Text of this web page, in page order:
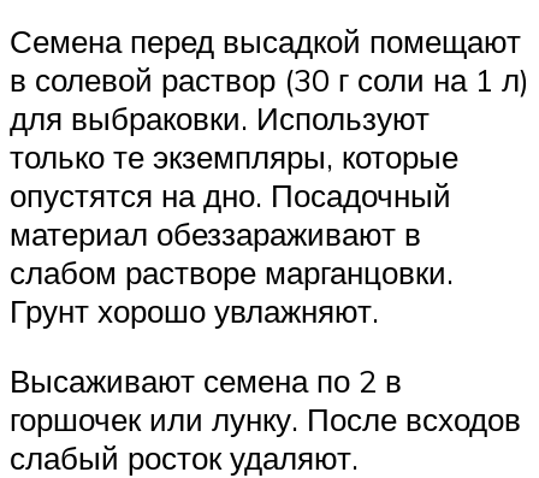
Семена перед высадкой помещают
в солевой раствор (30 г соли на 1 л)
для выбраковки. Используют
только те экземпляры, которые
опустятся на дно. Посадочный
материал обеззараживают в
слабом растворе марганцовки.
Грунт хорошо увлажняют.
Высаживают семена по 2 в
горшочек или лунку. После всходов
слабый росток удаляют.